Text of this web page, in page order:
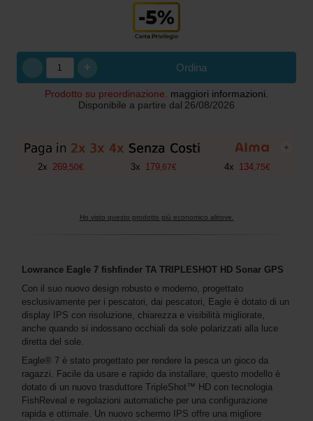
Ordina
+
Prodotto su preordinazione. maggiori informazioni.
Disponibile a partire dal 26/08/2026
+
2x 269 50€ 3x 179 67€ 4x 134, 75€
Ho visto questo prodotto più economico altrove.
Lowrance Eagle 7 fishfinder TA TRIPLESHOT HD Sonar GPS
Con il suo nuovo design robusto e moderno, progettato
esclusivamente per i pescatori, dai pescatori, Eagle è dotato di un
display IPS con risoluzione, chiarezza e visibilità migliorate,
anche quando si indossano occhiali da sole polarizzati alla luce
diretta del sole.
Eagle® 7 è stato progettato per rendere la pesca un gioco da
ragazzi. Facile da usare e rapido da installare, questo modello è
dotato di un nuovo trasduttore TripleShot™ HD con tecnologia
FishReveal e regolazioni automatiche per una configurazione
rapida e ottimale. Un nuovo schermo IPS offre una migliore